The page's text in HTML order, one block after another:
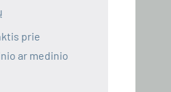
prie
ar medinio